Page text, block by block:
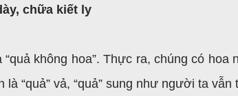
chữa kiết ly
không hoa”. Thực ra, chúng có hoa
“quả” vả, “quả” sung như người ta vẫn